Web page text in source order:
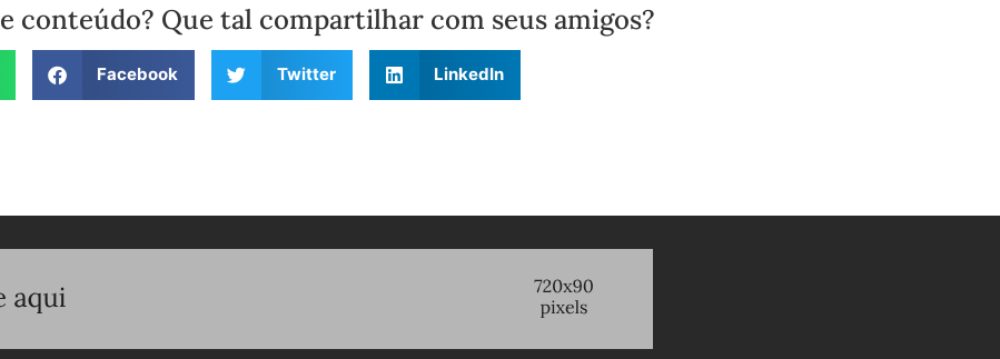
conteúdo? Que tal compartilhar com seus amigos?
Facebook Twitter LinkedIn